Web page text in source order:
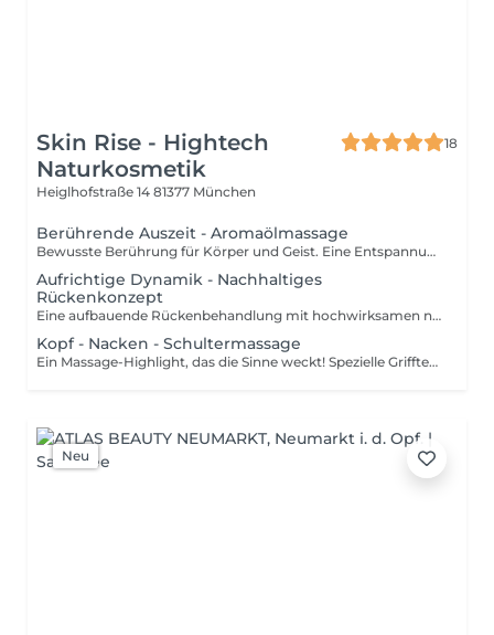
Skin Rise - Hightech
Naturkosmetik
18
Heiglhofstraße 14 81377 München
Berührende Auszeit - Aromaölmassage
Bewusste Berührung für Körper und Geist. Eine Entspannungsmassage, die beruhigend auf körperlicher und mentaler Ebene wirkt.
Aufrichtige Dynamik - Nachhaltiges
Rückenkonzept
Eine aufbauende Rückenbehandlung mit hochwirksamen natürlichen Wirkstoffen und einer auf ihren Bedürfnissen angepasste Massage. Klangschalen und Schrö
Kopf - Nacken - Schultermassage
Ein Massage-Highlight, das die Sinne weckt! Spezielle Grifftechniken für den Kopf, Nacken- und Schulterbereich, sowie wirkstarke Pflanzenextrakte löse
Neu